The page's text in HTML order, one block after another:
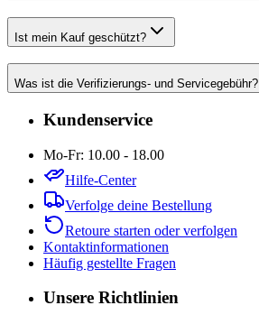
Ist mein Kauf geschützt?
Was ist die Verifizierungs- und Servicegebühr?
Kundenservice
Mo-Fr: 10.00 - 18.00
Hilfe-Center
Verfolge deine Bestellung
Retoure starten oder verfolgen
Kontaktinformationen
Häufig gestellte Fragen
Unsere Richtlinien